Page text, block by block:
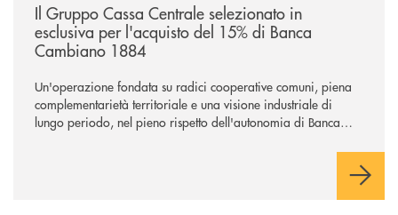
Il Gruppo Cassa Centrale selezionato in
esclusiva per l'acquisto del 15% di Banca
Cambiano 1884
Un'operazione fondata su radici cooperative comuni, piena
complementarietà territoriale e una visione industriale di
lungo periodo, nel pieno rispetto dell'autonomia di Banca
negoziazione esclusiva per la finalizzazione dell’operazione.